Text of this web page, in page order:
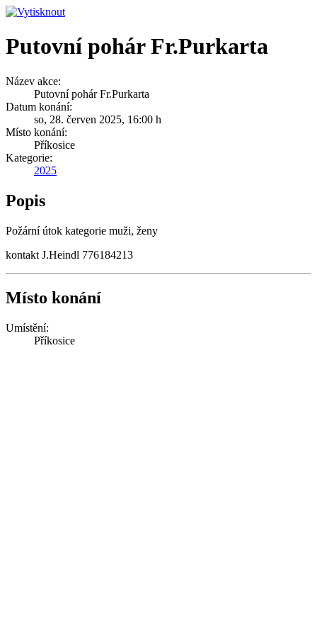
Putovní pohár Fr.Purkarta
Název akce:
Putovní pohár Fr.Purkarta
Datum konání:
so, 28. červen 2025, 16:00 h
Místo konání:
Příkosice
Kategorie:
2025
Popis
Požární útok kategorie muži, ženy
kontakt J.Heindl 776184213
Místo konání
Umístění:
Příkosice